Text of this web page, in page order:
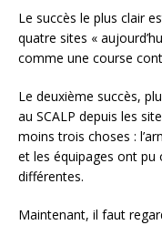
Le succès le plus clair
quatre sites «
comme une course
Le deuxième succès,
au SCALP depuis les
moins trois choses :
et les équipages ont pu
différentes.
Maintenant, il faut